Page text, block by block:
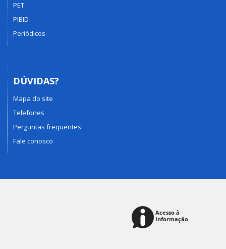
PET
PIBID
Periódicos
DÚVIDAS?
Mapa do site
Telefones
Perguntas frequentes
Fale conosco